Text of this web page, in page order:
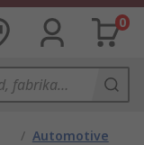
0
/ Automotive